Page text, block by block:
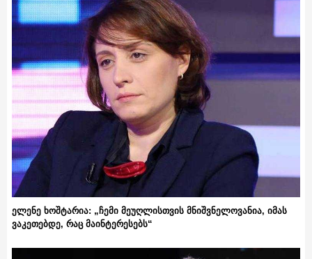
ელენე ხოშტარია: „ჩემი მეუღლისთვის მნიშვნელოვანია, იმას
ვაკეთებდე, რაც მაინტერესებს“